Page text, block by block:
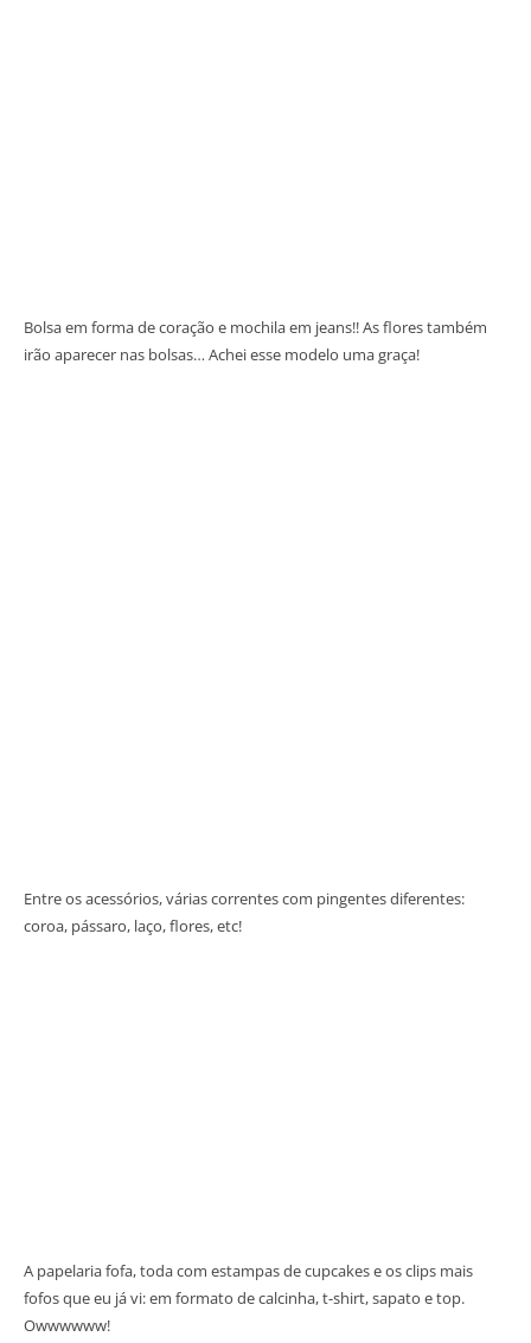
Bolsa em forma de coração e mochila em jeans!! As flores também
irão aparecer nas bolsas… Achei esse modelo uma graça!
Entre os acessórios, várias correntes com pingentes diferentes:
coroa, pássaro, laço, flores, etc!
A papelaria fofa, toda com estampas de cupcakes e os clips mais
fofos que eu já vi: em formato de calcinha, t-shirt, sapato e top.
Owwwwww!